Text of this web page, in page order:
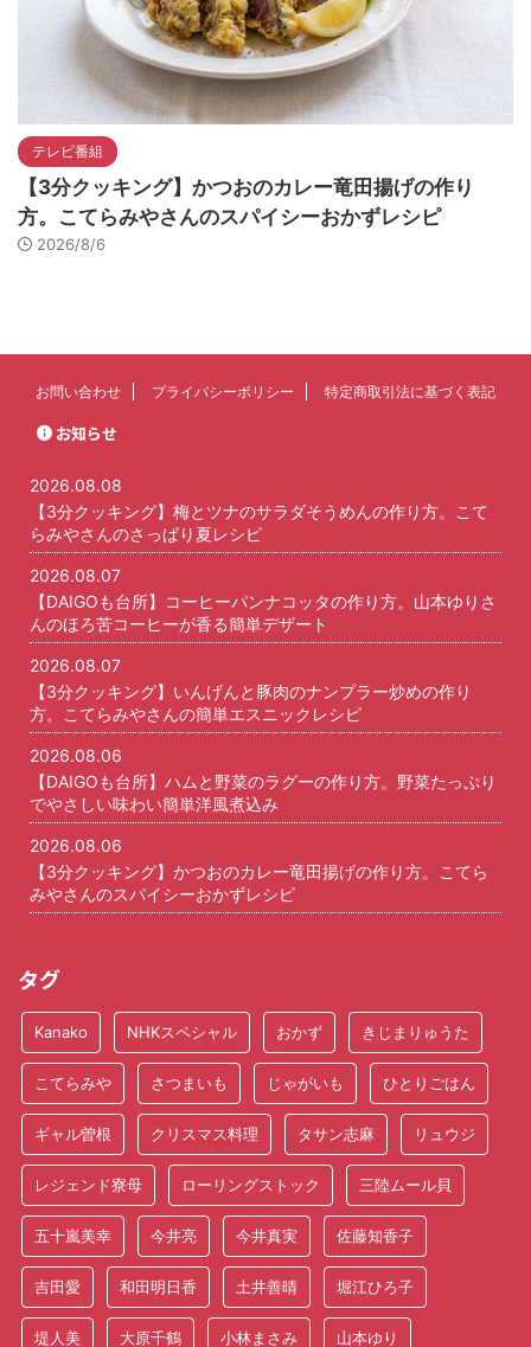
テレビ番組
【3分クッキング】かつおのカレー竜田揚げの作り
方。こてらみやさんのスパイシーおかずレシピ
2026/8/6
お問い合わせ プライバシーポリシー 特定商取引法に基づく表記
お知らせ
2026.08.08
【3分クッキング】梅とツナのサラダそうめんの作り方。こて
らみやさんのさっぱり夏レシピ
2026.08.07
【DAIGOも台所】コーヒーパンナコッタの作り方。山本ゆりさ
んのほろ苦コーヒーが香る簡単デザート
2026.08.07
【3分クッキング】いんげんと豚肉のナンプラー炒めの作り
方。こてらみやさんの簡単エスニックレシピ
2026.08.06
【DAIGOも台所】ハムと野菜のラグーの作り方。野菜たっぷり
でやさしい味わい簡単洋風煮込み
2026.08.06
【3分クッキング】かつおのカレー竜田揚げの作り方。こてら
みやさんのスパイシーおかずレシピ
タグ
Kanako NHKスペシャル おかず きじまりゅうた
こてらみや さつまいも じゃがいも ひとりごはん
ギャル曽根 クリスマス料理 タサン志麻 リュウジ
レジェンド寮母 ローリングストック 三陸ムール貝
五十嵐美幸 今井亮 今井真実 佐藤知香子
吉田愛 和田明日香 土井善晴 堀江ひろ子
堤人美 大原千鶴 小林まさみ 山本ゆり